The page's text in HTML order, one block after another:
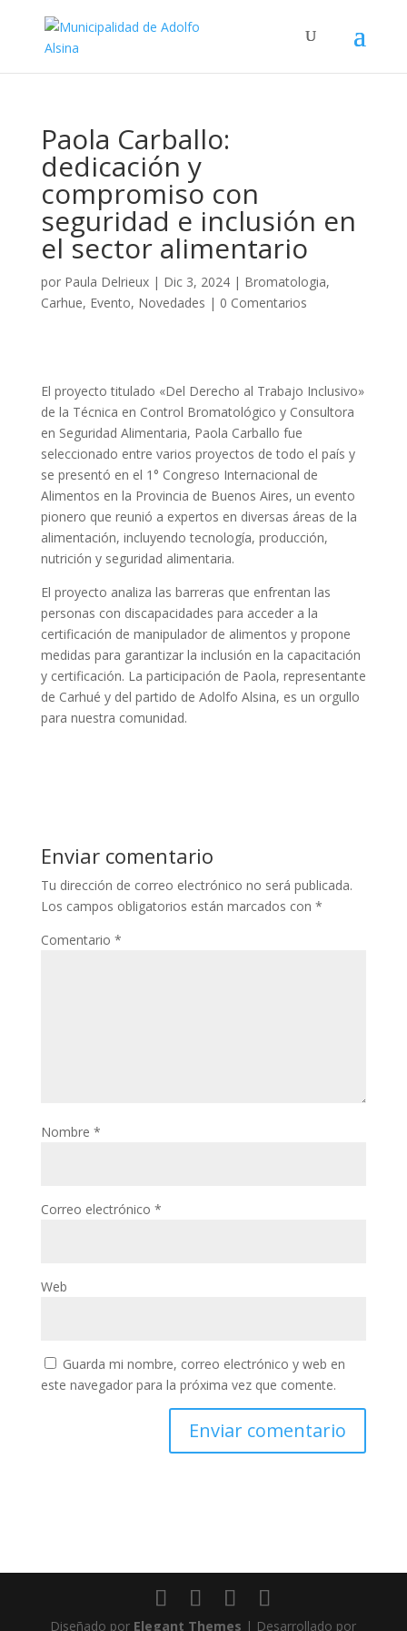
Paola Carballo:
dedicación y
compromiso con
seguridad e inclusión en
el sector alimentario
por Paula Delrieux| Dic 3, 2024| Bromatologia,
Carhue, Evento, Novedades | 0 Comentarios
El proyecto titulado «Del Derecho al Trabajo Inclusivo»
de la Técnica en Control Bromatológico y Consultora
en Seguridad Alimentaria, Paola Carballo fue
seleccionado entre varios proyectos de todo el país y
se presentó en el 1° Congreso Internacional de
Alimentos en la Provincia de Buenos Aires, un evento
pionero que reunió a expertos en diversas áreas de la
alimentación, incluyendo tecnología, producción,
nutrición y seguridad alimentaria.
El proyecto analiza las barreras que enfrentan las
personas con discapacidades para acceder a la
certificación de manipulador de alimentos y propone
medidas para garantizar la inclusión en la capacitación
y certificación. La participación de Paola, representante
de Carhué y del partido de Adolfo Alsina, es un orgullo
para nuestra comunidad.
Enviar comentario
Tu dirección de correo electrónico no será publicada.
Los campos obligatorios están marcados con *
Comentario *
Nombre *
Correo electrónico *
Web
Guarda mi nombre, correo electrónico y web en
este navegador para la próxima vez que comente.
Diseñado por Elegant Themes | Desarrollado por